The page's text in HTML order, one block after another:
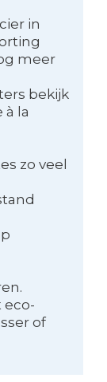
in
meer
bekijk
à la
zo veel
eco-
of